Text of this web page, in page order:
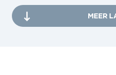
MEER